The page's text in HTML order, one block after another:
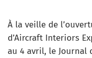
À la veille de
d’Aircraft Interiors
au 4 avril, le Journal